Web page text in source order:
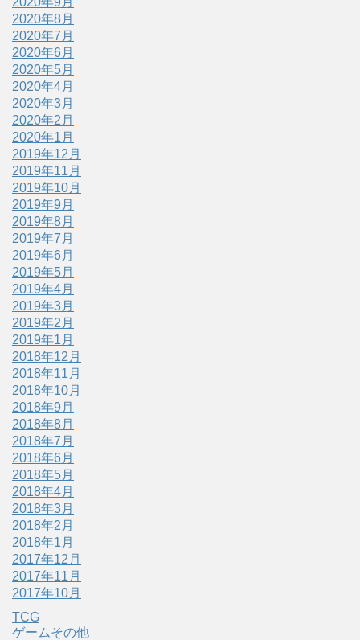
2020年8月
2020年7月
2020年6月
2020年5月
2020年4月
2020年3月
2020年2月
2020年1月
2019年12月
2019年11月
2019年10月
2019年9月
2019年8月
2019年7月
2019年6月
2019年5月
2019年4月
2019年3月
2019年2月
2019年1月
2018年12月
2018年11月
2018年10月
2018年9月
2018年8月
2018年7月
2018年6月
2018年5月
2018年4月
2018年3月
2018年2月
2018年1月
2017年12月
2017年11月
2017年10月
TCG
ゲームその他